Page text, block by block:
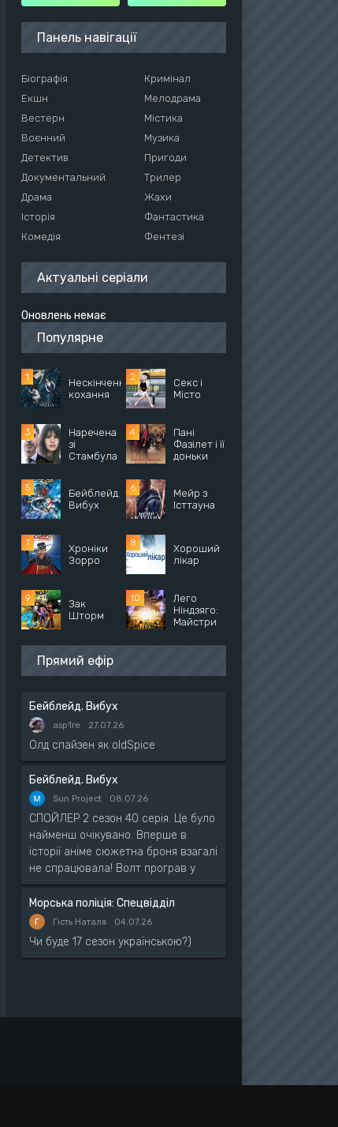
Панель навігації
Біографія
Екшн
Вестерн
Воєнний
Детектив
Документальний
Драма
Історія
Комедія
Кримінал
Мелодрама
Містика
Музика
Пригоди
Трилер
Жахи
Фантастика
Фентезі
Актуальні серіали
Оновлень немає
Популярне
Нескінченне
кохання
Секс і
Місто
Наречена
зі
Стамбула
Пані
Фазілет і її
доньки
Бейблейд.
Вибух
Мейр з
Істтауна
Хроніки
Зорро
Хороший
лікар
Зак
Шторм
Лего
Ніндзяго:
Майстри
Прямий ефір
Бейблейд. Вибух
asp1re 27.07.26
Олд спайзен як oldSpice
Бейблейд. Вибух
Sun Project 08.07.26
СПОЙЛЕР 2 сезон 40 серія. Це було
найменш очікувано. Вперше в
історії аніме сюжетна броня взагалі
не спрацювала! Волт програв у
Морська поліція: Спецвідділ
Г Гість Наталя 04.07.26
Чи буде 17 сезон українською?)